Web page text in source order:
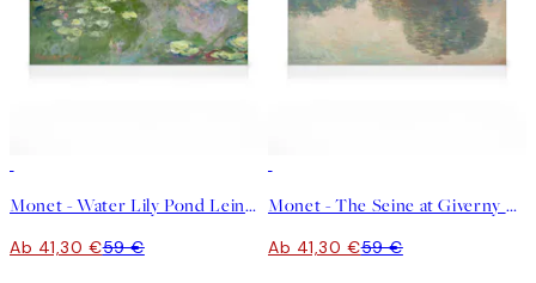
Monet - Water Lily Pond Leinwandbild
Ab 41,30 €59 €
Monet - The Seine at Giverny Leinwandbild
Ab 41,30 €59 €